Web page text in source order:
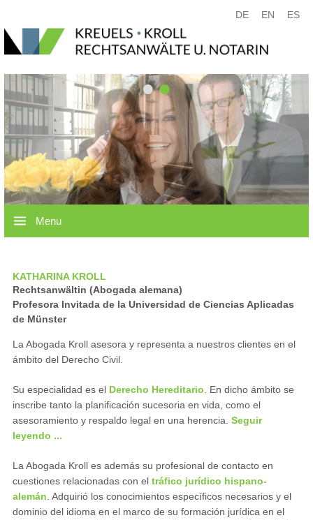
••
Menu
KATHARINA KROLL
Rechtsanwältin (Abogada alemana)
Profesora Invitada de la Universidad de Ciencias Aplicadas
de Münster
La Abogada Kroll asesora y representa a nuestros clientes en el
ámbito del Derecho Civil.
Su especialidad es el Derecho Hereditario . En dicho ámbito se
inscribe tanto la planificación sucesoria en vida, como el
asesoramiento y respaldo legal en una herencia. Seguir
leyendo ...
La Abogada Kroll es además su profesional de contacto en
cuestiones relacionadas con el tráfico jurídico hispano-
alemán . Adquirió los conocimientos específicos necesarios y el
dominio del idioma en el marco de su formación jurídica en el
DE EN ES